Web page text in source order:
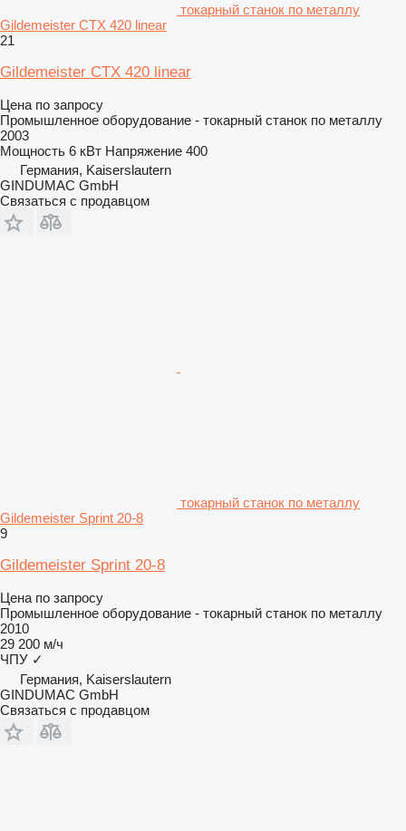
токарный станок по металлу
Gildemeister CTX 420 linear
21
Gildemeister CTX 420 linear
Цена по запросу
Промышленное оборудование - токарный станок по металлу
2003
Мощность 6 кВт Напряжение 400
Германия, Kaiserslautern
GINDUMAC GmbH
Связаться с продавцом
токарный станок по металлу
Gildemeister Sprint 20-8
9
Gildemeister Sprint 20-8
Цена по запросу
Промышленное оборудование - токарный станок по металлу
2010
29 200 м/ч
ЧПУ ✓
Германия, Kaiserslautern
GINDUMAC GmbH
Связаться с продавцом